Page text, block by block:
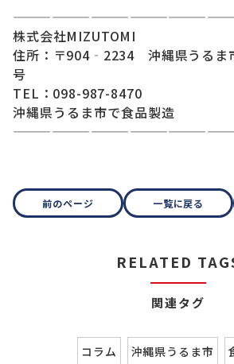
株式会社MIZUTOMI
住所：〒904‐2234 沖縄県うるま
号
TEL：098-987-8470
沖縄県うるま市で食品製造
前のページ 一覧に戻る
RELATED
関連タグ
コラム 沖縄県うるま市